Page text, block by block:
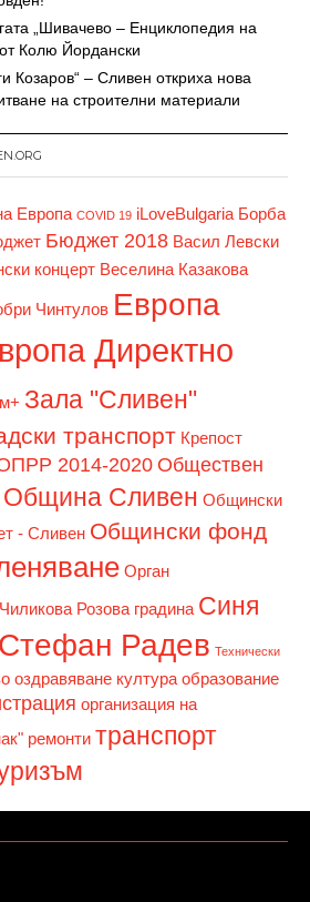
„Шивачево – Енциклопедия на
Колю Йордански
Козаров“ – Сливен откриха нова
на строителни материали
Европа COVID 19 iLoveBulgaria Борба
Бюджет 2018 Васил Левски
концерт Веселина Казакова
Чинтулов Европа
Директно
Зала "Сливен"
транспорт Крепост
2014-2020 Обществен
Община Сливен Общински
- Сливен Общински фонд
Орган
Розова градина Синя
Стефан Радев Технически
оздравяване култура образование
организация на
ремонти транспорт